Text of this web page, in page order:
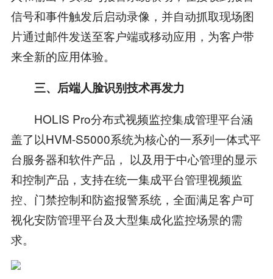
信号和事件触发后启动录像，并自动抓取现场图
片通过邮件发送至客户端或移动应用，为客户带
来全新的应用体验。
三、后端人脸识别技术再发力
HOLIS Pro分布式视频监控集成管理平台涵
盖了以HVM-S5000系统为核心的一系列一体式平
台服务器和软件产品， 以及用于中心管理的显示
和控制产品，支持在统一集成平台管理视频监
控、门禁控制和防盗报警系统，全面满足客户可
视化安防管理平台及大型集成化监控场景的需
求。